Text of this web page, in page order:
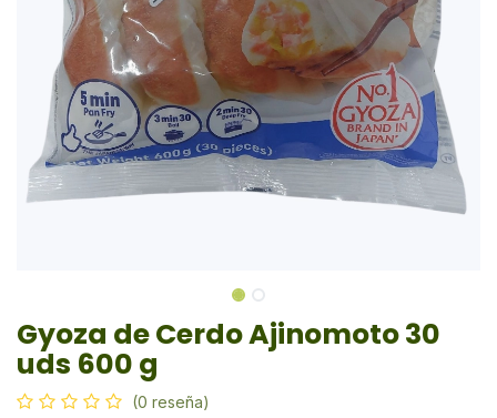
Gyoza de Cerdo Ajinomoto 30
uds 600 g
(0 reseña)